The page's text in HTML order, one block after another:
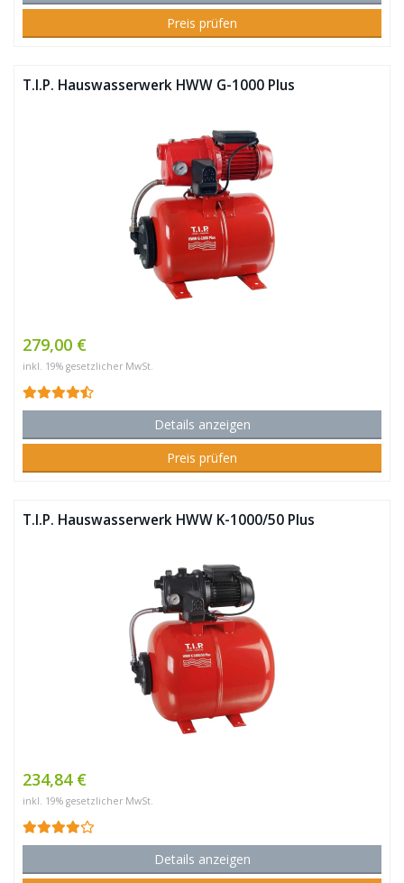
Preis prüfen
T.I.P. Hauswasserwerk HWW G-1000 Plus
279,00 €
inkl. 19% gesetzlicher MwSt.
Details anzeigen
Preis prüfen
T.I.P. Hauswasserwerk HWW K-1000/50 Plus
234,84 €
inkl. 19% gesetzlicher MwSt.
Details anzeigen